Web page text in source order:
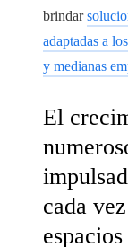
brindar
adaptadas a
y medianas
El
cada